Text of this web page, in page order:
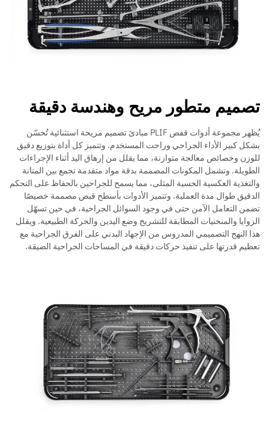
تصميم متطور مريح وهندسة دقيقة
يُظهر مجموعة أدوات قفص PLIF مبادئ تصميم مريحة استثنائية تُحسّن
بشكل كبير الأداء الجراحي وراحت المستخدم. وتتميز كل أداة بتوزيع دقيق
للوزن وخصائص معالجة متوازنة، مما يقلل من إرهاق اليد أثناء الإجراءات
الطويلة. وتشمل المكونات المصممة بدقة مواد متقدمة تجمع بين المتانة
والتغذية العكسية الحسية المثلى، مما يسمح للجراحين بالحفاظ على التحكم
الدقيق طوال مدة العملية. وتتميز الأدوات بأسطح قبض مصممة خصيصًا
تضمن التعامل الآمن حتى في وجود السوائل الجراحية، في حين تسهّل
الزوايا والمنحنيات المطابقة للتشريح وضع اليدين والحركة الطبيعية. ويقلل
هذا النهج التصميمي المدروس من الإجهاد البدني على الفرق الجراحية مع
تعظيم قدرتها على تنفيذ حركات دقيقة في المساحات الجراحية الضيقة.